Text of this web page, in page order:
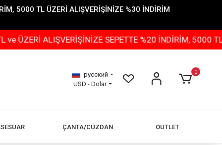
5000 TL ÜZERİ ALIŞVERİŞİNİZE %30 İNDİRİM
ALIŞVERİŞİNİZE SEPETTE %20 İNDİRİM, 5000 TL
русский
USD - Dolar
0
ÇANTA/CÜZDAN OUTLET